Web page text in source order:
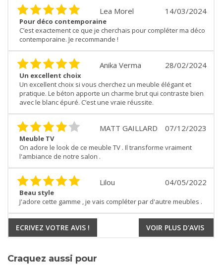
14/03/2024
Lea Morel
Pour déco contemporaine
C’est exactement ce que je cherchais pour compléter ma déco
contemporaine. Je recommande !
28/02/2024
Anika Verma
Un excellent choix
Un excellent choix si vous cherchez un meuble élégant et
pratique. Le béton apporte un charme brut qui contraste bien
avec le blanc épuré. C’est une vraie réussite.
07/12/2023
MATT GAILLARD
Meuble TV
On adore le look de ce meuble TV . Il transforme vraiment
l'ambiance de notre salon .
04/05/2022
Lilou
Beau style
J'adore cette gamme , je vais compléter par d'autre meubles .
ECRIVEZ VOTRE AVIS ! VOIR PLUS D'AVIS
Craquez aussi pour